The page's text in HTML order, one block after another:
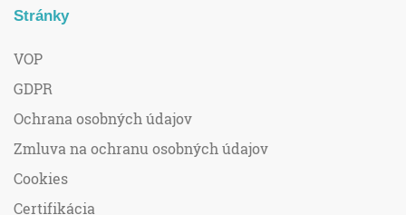
Stránky
VOP
GDPR
Ochrana osobných údajov
Zmluva na ochranu osobných údajov
Cookies
Certifikácia